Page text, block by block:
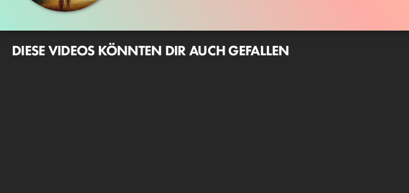
DIESE VIDEOS KÖNNTEN DIR AUCH GEFALLEN